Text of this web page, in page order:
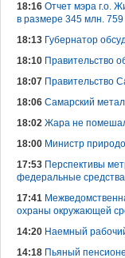
18:16 Отчет мэра г.о.
в размере 345 млн.
18:13 Губернатор
18:10 Правительство
18:07 Правительство
18:06 Самарский
18:02 Жара не
18:00 Министр
17:53 Перспективы
федеральные средства
17:41
охраны окружающей
14:20 Наемный
14:18 Пьяный